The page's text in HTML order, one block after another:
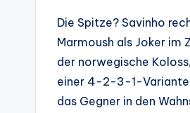
Die Spitze? Savinho
Marmoush als Joker im
der norwegische
einer 4-2-3-1-Variante,
das Gegner in den